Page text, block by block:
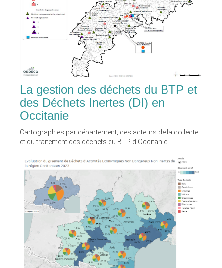
La gestion des déchets du BTP et
des Déchets Inertes (DI) en
Occitanie
Cartographies par département, des acteurs de la collecte
et du traitement des déchets du BTP d'Occitanie